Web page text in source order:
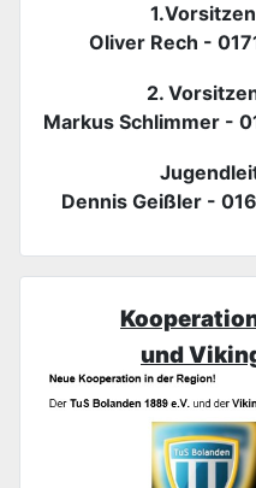
Oliver Rech -
2.
Markus Schlimmer -
Dennis Geißler -
und